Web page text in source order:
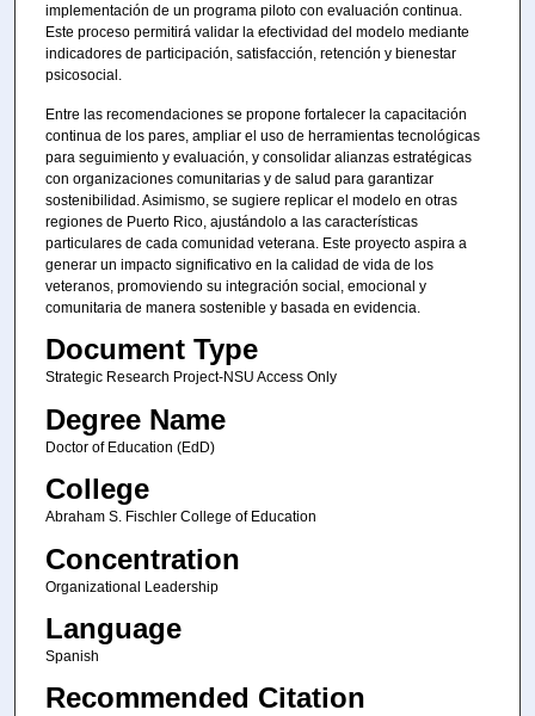
implementación de un programa piloto con evaluación continua.
Este proceso permitirá validar la efectividad del modelo mediante
indicadores de participación, satisfacción, retención y bienestar
psicosocial.
Entre las recomendaciones se propone fortalecer la capacitación
continua de los pares, ampliar el uso de herramientas tecnológicas
para seguimiento y evaluación, y consolidar alianzas estratégicas
con organizaciones comunitarias y de salud para garantizar
sostenibilidad. Asimismo, se sugiere replicar el modelo en otras
regiones de Puerto Rico, ajustándolo a las características
particulares de cada comunidad veterana. Este proyecto aspira a
generar un impacto significativo en la calidad de vida de los
veteranos, promoviendo su integración social, emocional y
comunitaria de manera sostenible y basada en evidencia.
Document Type
Strategic Research Project-NSU Access Only
Degree Name
Doctor of Education (EdD)
College
Abraham S. Fischler College of Education
Concentration
Organizational Leadership
Language
Spanish
Recommended Citation